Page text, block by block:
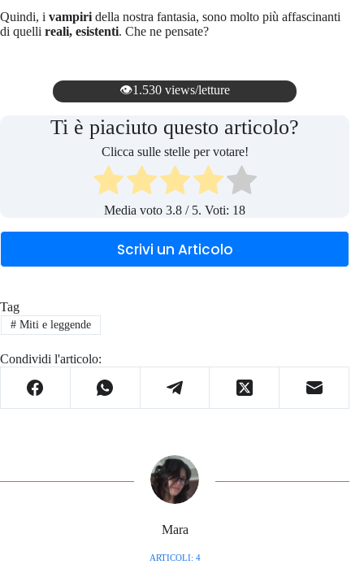
Quindi, i vampiri della nostra fantasia, sono molto più affascinanti
di quelli reali, esistenti. Che ne pensate?
👁️1.530 views/letture
Ti è piaciuto questo articolo?
Clicca sulle stelle per votare!
Media voto3.8 / 5. Voti: 18
Scrivi un Articolo
Tag
#Miti e leggende
Condividi l'articolo:
Mara
ARTICOLI: 4